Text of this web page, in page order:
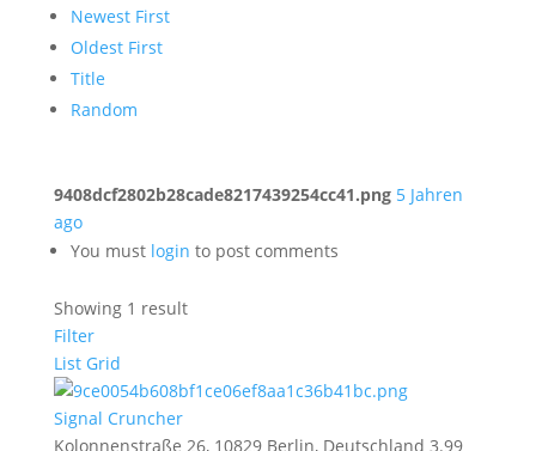
Newest First
Oldest First
Title
Random
9408dcf2802b28cade8217439254cc41.png 5 Jahren
ago
You must login to post comments
Showing 1 result
Filter
List Grid
Signal Cruncher
Kolonnenstraße 26, 10829 Berlin, Deutschland 3.99